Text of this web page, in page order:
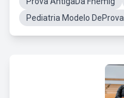
Pediatria Modelo DeProva